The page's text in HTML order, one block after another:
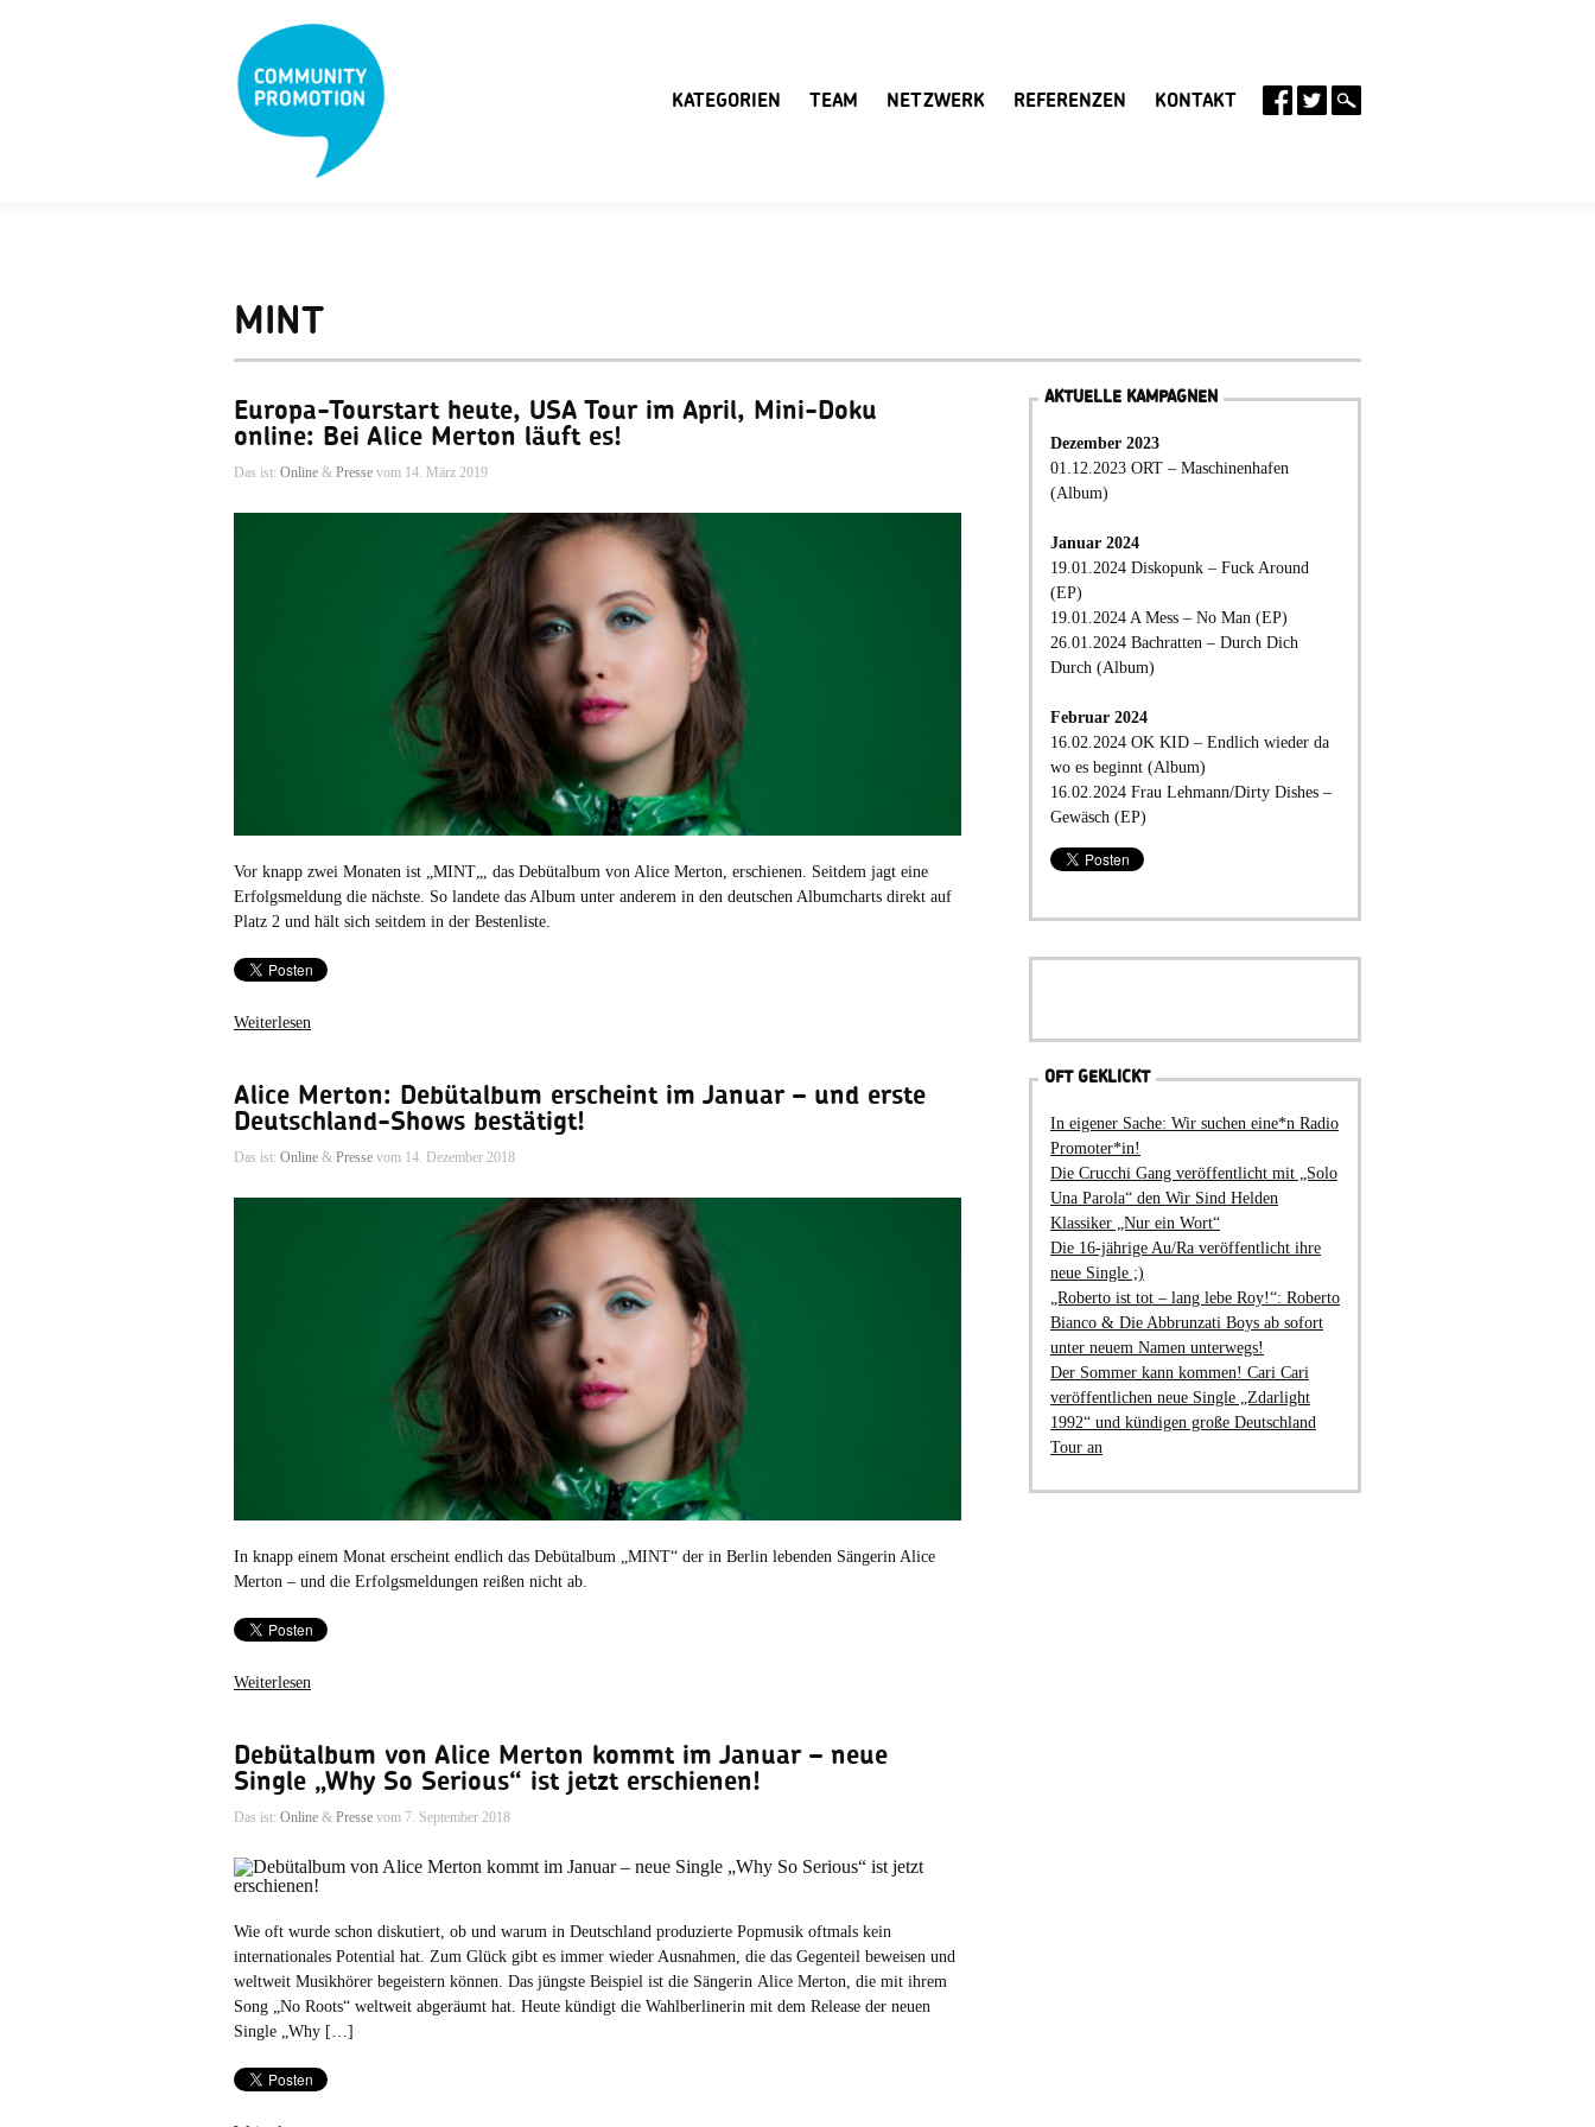
KATEGORIEN TEAM NETZWERK REFERENZEN KONTAKT
MINT
Europa-Tourstart heute, USA Tour im April, Mini-Doku
online: Bei Alice Merton läuft es!
Das ist: Online & Presse vom 14. März 2019
Vor knapp zwei Monaten ist „MINT„, das Debütalbum von Alice Merton, erschienen. Seitdem jagt eine
Erfolgsmeldung die nächste. So landete das Album unter anderem in den deutschen Albumcharts direkt auf
Platz 2 und hält sich seitdem in der Bestenliste.
Weiterlesen
Alice Merton: Debütalbum erscheint im Januar – und erste
Deutschland-Shows bestätigt!
Das ist: Online & Presse vom 14. Dezember 2018
In knapp einem Monat erscheint endlich das Debütalbum „MINT“ der in Berlin lebenden Sängerin Alice
Merton – und die Erfolgsmeldungen reißen nicht ab.
Weiterlesen
Debütalbum von Alice Merton kommt im Januar – neue
Single „Why So Serious“ ist jetzt erschienen!
Das ist: Online & Presse vom 7. September 2018
Wie oft wurde schon diskutiert, ob und warum in Deutschland produzierte Popmusik oftmals kein
internationales Potential hat. Zum Glück gibt es immer wieder Ausnahmen, die das Gegenteil beweisen und
weltweit Musikhörer begeistern können. Das jüngste Beispiel ist die Sängerin Alice Merton, die mit ihrem
Song „No Roots“ weltweit abgeräumt hat. Heute kündigt die Wahlberlinerin mit dem Release der neuen
Single „Why […]
AKTUELLE KAMPAGNEN
Dezember 2023
01.12.2023 ORT – Maschinenhafen
(Album)
Januar 2024
19.01.2024 Diskopunk – Fuck Around
(EP)
19.01.2024 A Mess – No Man (EP)
26.01.2024 Bachratten – Durch Dich
Durch (Album)
Februar 2024
16.02.2024 OK KID – Endlich wieder da
wo es beginnt (Album)
16.02.2024 Frau Lehmann/Dirty Dishes –
Gewäsch (EP)
OFT GEKLICKT
In eigener Sache: Wir suchen eine*n Radio
Promoter*in!
Die Crucchi Gang veröffentlicht mit „Solo
Una Parola“ den Wir Sind Helden
Klassiker „Nur ein Wort“
Die 16-jährige Au/Ra veröffentlicht ihre
neue Single ;)
„Roberto ist tot – lang lebe Roy!“: Roberto
Bianco & Die Abbrunzati Boys ab sofort
unter neuem Namen unterwegs!
Der Sommer kann kommen! Cari Cari
veröffentlichen neue Single „Zdarlight
1992“ und kündigen große Deutschland
Tour an